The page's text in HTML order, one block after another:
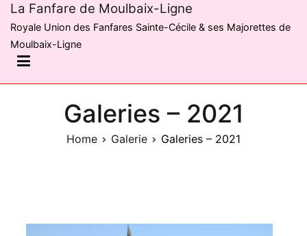
La Fanfare de Moulbaix-Ligne
Royale Union des Fanfares Sainte-Cécile & ses Majorettes de
Moulbaix-Ligne
Galeries – 2021
Home Galerie Galeries – 2021